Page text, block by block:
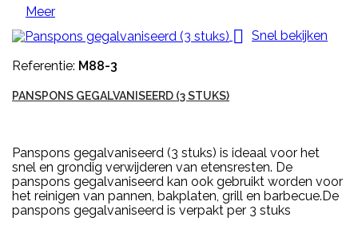
Meer
 Snel bekijken
Referentie: M88-3
PANSPONS GEGALVANISEERD (3 STUKS)
Panspons gegalvaniseerd (3 stuks) is ideaal voor het
snel en grondig verwijderen van etensresten. De
panspons gegalvaniseerd kan ook gebruikt worden voor
het reinigen van pannen, bakplaten, grill en barbecue.De
panspons gegalvaniseerd is verpakt per 3 stuks